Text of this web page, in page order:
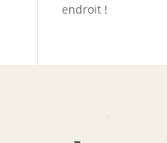
endroit !